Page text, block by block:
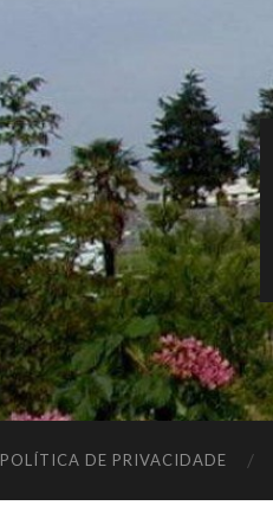
POLÍTICA DE PRIVACIDADE